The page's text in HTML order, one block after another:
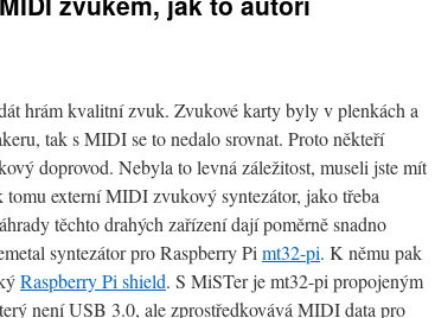
hrám kvalitní zvuk. Zvukové karty byly v plenkách a
tak s MIDI se to nedalo srovnat. Proto někteří
doprovod. Nebyla to levná záležitost, museli jste mít
tomu externí MIDI zvukový syntezátor, jako třeba
těchto drahých zařízení dají poměrně snadno
syntezátor pro Raspberry Pi mt32-pi. K němu pak
Raspberry Pi shield. S MiSTer je mt32-pi propojeným
není USB 3.0, ale zprostředkovává MIDI data pro